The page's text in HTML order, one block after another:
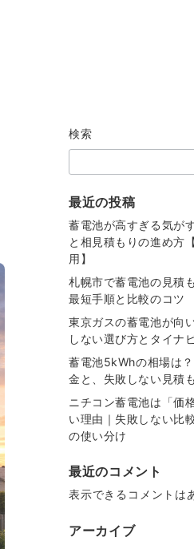
検索
最近の投稿
蓄電池が高すぎる気が
と相見積もりの進め方
用】
札幌市で蓄電池の見積
最短手順と比較のコツ
東京ガスの蓄電池が向
しない選び方とタイナ
蓄電池5kWhの相場は
金と、失敗しない見積
ニチコン蓄電池は「価
い理由｜失敗しない比
の使い分け
最近のコメント
表示できるコメントは
アーカイブ